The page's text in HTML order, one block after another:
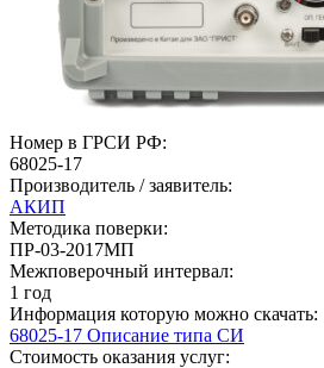
Номер в ГРСИ РФ:
68025-17
Производитель / заявитель:
АКИП
Методика поверки:
ПР-03-2017МП
Межповерочный интервал:
1 год
Информация которую можно скачать:
68025-17 Описание типа СИ
Стоимость оказания услуг: